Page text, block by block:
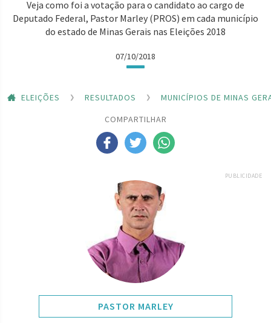
Veja como foi a votação para o candidato ao cargo de
Deputado Federal, Pastor Marley (PROS) em cada município
do estado de Minas Gerais nas Eleições 2018
07/10/2018
ELEIÇÕES RESULTADOS
MUNICÍPIOS DE MINAS
COMPARTILHAR
PUBLICIDADE
PASTOR MARLEY